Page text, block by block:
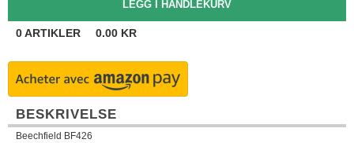
0ARTIKLER 0.00 KR
BESKRIVELSE
Beechfield BF426